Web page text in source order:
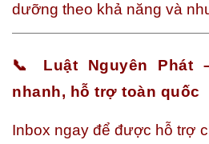
dưỡng theo khả năng và
📞 Luật Nguyên Phát
nhanh, hỗ trợ toàn quốc
Inbox ngay để được hỗ trợ